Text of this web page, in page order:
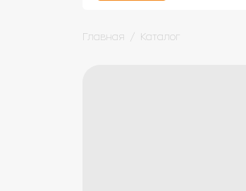
Главная Каталог